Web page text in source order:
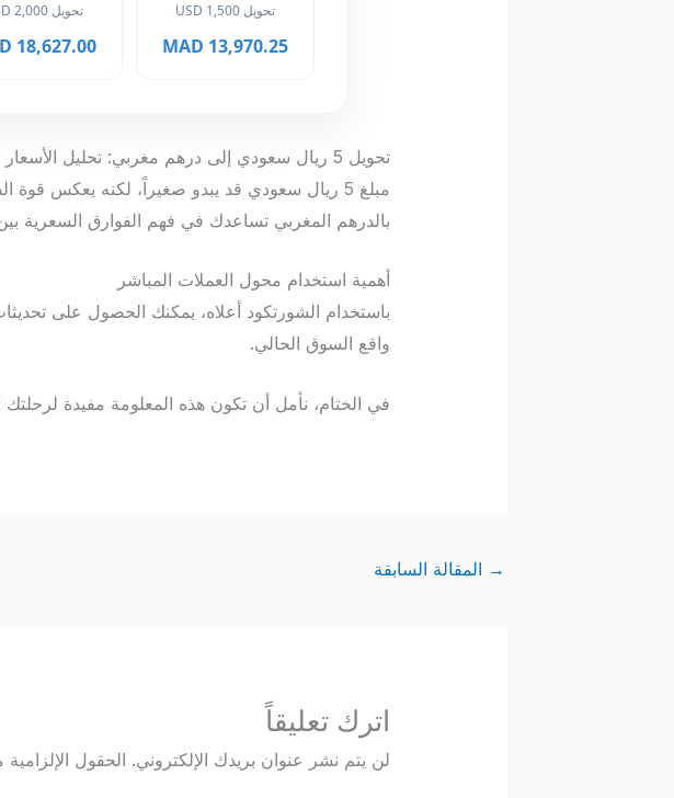
تحويل 1,500 USD
13,970.25 MAD
تحويل 2,000 USD
18,627.00 MAD
تحويل 5 ريال سعودي إلى درهم مغربي: تحليل الأسعار
مبلغ 5 ريال سعودي قد يبدو صغيراً، لكنه يعكس
بالدرهم المغربي تساعدك في فهم الفوارق السعرية بين
أهمية استخدام محول العملات المباشر
باستخدام الشورتكود أعلاه، يمكنك الحصول على
واقع السوق الحالي.
في الختام، نأمل أن تكون هذه المعلومة مفيدة لرحلتك
→ المقالة السابقة
اترك تعليقاً
لن يتم نشر عنوان بريدك الإلكتروني. الحقول الإلزامية